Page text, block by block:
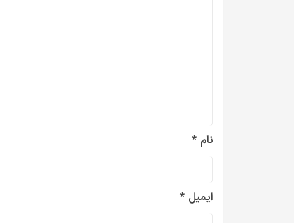
نام *
ایمیل *